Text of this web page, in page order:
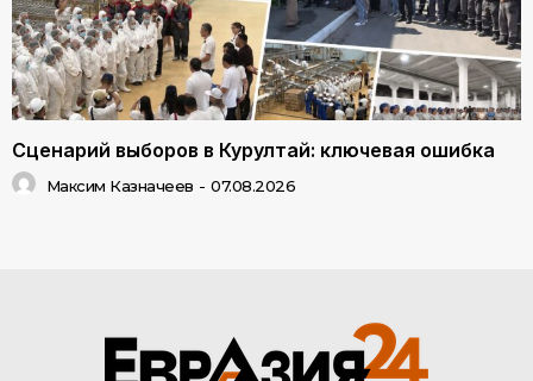
Сценарий выборов в Курултай: ключевая ошибка
Максим Казначеев - 07.08.2026